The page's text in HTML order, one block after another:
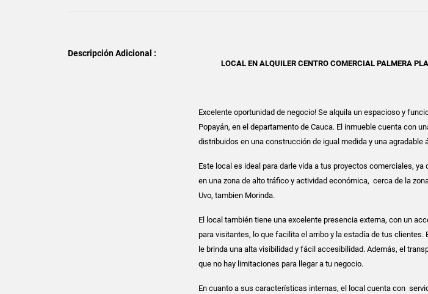
Descripción Adicional :
LOCAL EN ALQUILER CENTRO COMERCIAL PALMERA
Excelente oportunidad de negocio! Se alquila un espacioso y
Popayán, en el departamento de Cauca. El inmueble cuenta con
distribuidos en una construcción de igual medida y una agradable
Este local es ideal para darle vida a tus proyectos comerciales,
en una zona de alto tráfico y actividad económica, cerca de la
Uvo, tambien Morinda.
El local también tiene una excelente presencia externa, con un
para visitantes, lo que facilita el arribo y la estadía de tus clientes.
le brinda una alta visibilidad y fácil accesibilidad. Además, el
que no hay limitaciones para llegar a tu negocio.
En cuanto a sus características internas, el local cuenta con